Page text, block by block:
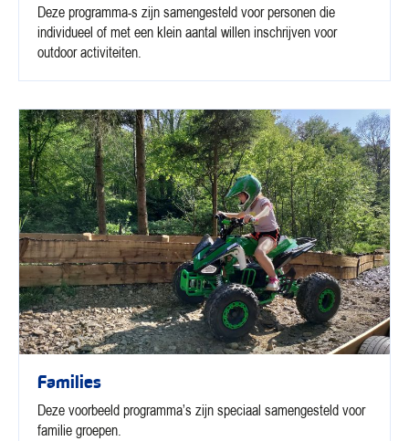
Deze programma-s zijn samengesteld voor personen die
individueel of met een klein aantal willen inschrijven voor
outdoor activiteiten.
Families
Deze voorbeeld programma’s zijn speciaal samengesteld voor
familie groepen.